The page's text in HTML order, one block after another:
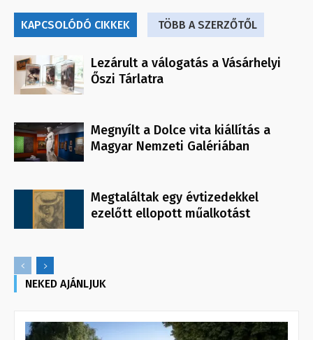
KAPCSOLÓDÓ CIKKEK TÖBB A SZERZŐTŐL
Lezárult a válogatás a Vásárhelyi
Őszi Tárlatra
Megnyílt a Dolce vita kiállítás a
Magyar Nemzeti Galériában
Megtaláltak egy évtizedekkel
ezelőtt ellopott műalkotást
NEKED AJÁNLJUK